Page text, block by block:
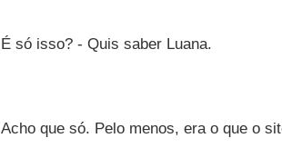
É só isso? - Quis saber Luana.
Acho que só. Pelo menos, era o que o